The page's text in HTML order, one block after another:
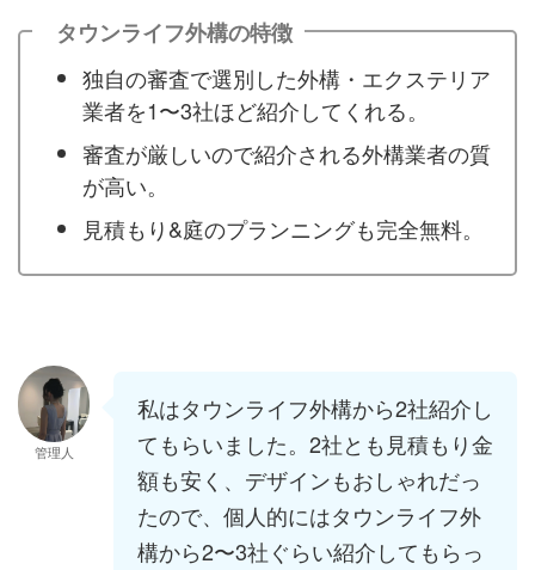
タウンライフ外構の特徴
独自の審査で選別した外構・エクステリア
業者を1〜3社ほど紹介してくれる。
審査が厳しいので紹介される外構業者の質
が高い。
見積もり&庭のプランニングも完全無料。
管理人
私はタウンライフ外構から2社紹介し
てもらいました。2社とも見積もり金
額も安く、デザインもおしゃれだっ
たので、個人的にはタウンライフ外
構から2〜3社ぐらい紹介してもらっ